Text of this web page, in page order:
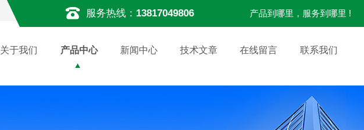
服务热线： 13817049806 产品到哪里，服务到哪里 !
关于我们 产品中心 新闻中心 技术文章 在线留言 联系我们